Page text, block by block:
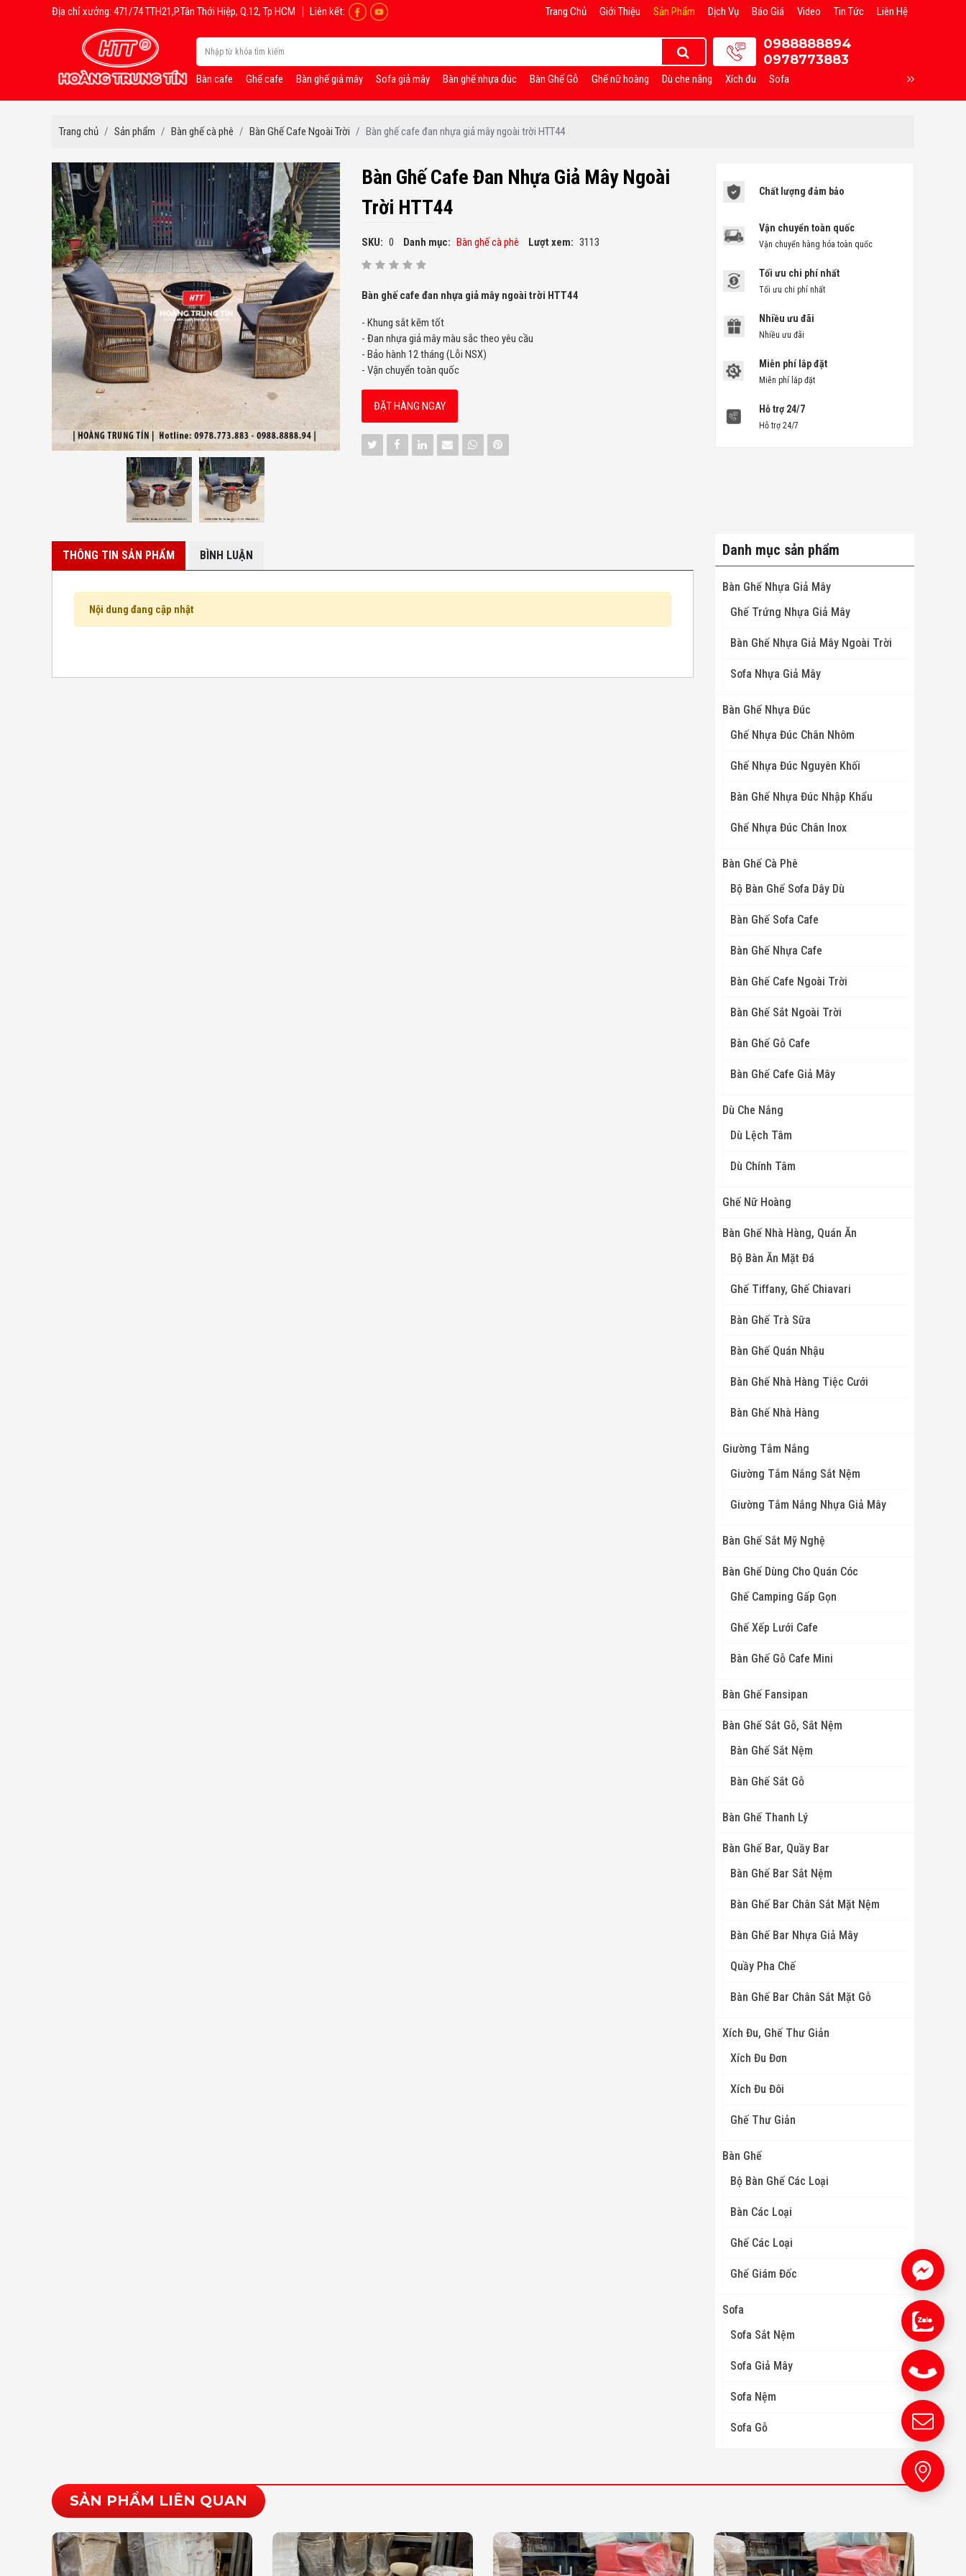
Địa chỉ xưởng: 471/74 TTH21,P.Tân Thới Hiệp, Q.12, Tp HCM Liên kết: Trang Chủ Giới Thiệu Sản Phẩm Dịch Vụ Báo Giá Video Tin Tức Liên Hệ
0988888894
0978773883
Bàn cafe Ghế cafe Bàn ghế giả mây Sofa giả mây Bàn ghế nhựa đúc Bàn Ghế Gỗ Ghế nữ hoàng Dù che nắng Xích đu Sofa
Trang chủ Sản phẩm Bàn ghế cà phê Bàn Ghế Cafe Ngoài Trời Bàn ghế cafe đan nhựa giả mây ngoài trời HTT44
Bàn Ghế Cafe Đan Nhựa Giả Mây Ngoài
Trời HTT44
SKU: 0 Danh mục: Bàn ghế cà phê Lượt xem: 3113
Bàn ghế cafe đan nhựa giả mây ngoài trời HTT44
- Khung sắt kẽm tốt
- Đan nhựa giả mây màu sắc theo yêu cầu
- Bảo hành 12 tháng (Lỗi NSX)
- Vận chuyển toàn quốc
ĐẶT HÀNG NGAY
Chất lượng đảm bảo
Vận chuyển toàn quốc
Vận chuyển hàng hóa toàn quốc
Tối ưu chi phí nhất
Tối ưu chi phí nhất
Nhiều ưu đãi
Nhiều ưu đãi
Miễn phí lắp đặt
Miễn phí lắp đặt
Hỗ trợ 24/7
Hỗ trợ 24/7
THÔNG TIN SẢN PHẨM BÌNH LUẬN
Nội dung đang cập nhật
Danh mục sản phẩm
Bàn Ghế Nhựa Giả Mây
Ghế Trứng Nhựa Giả Mây
Bàn Ghế Nhựa Giả Mây Ngoài Trời
Sofa Nhựa Giả Mây
Bàn Ghế Nhựa Đúc
Ghế Nhựa Đúc Chân Nhôm
Ghế Nhựa Đúc Nguyên Khối
Bàn Ghế Nhựa Đúc Nhập Khẩu
Ghế Nhựa Đúc Chân Inox
Bàn Ghế Cà Phê
Bộ Bàn Ghế Sofa Dây Dù
Bàn Ghế Sofa Cafe
Bàn Ghế Nhựa Cafe
Bàn Ghế Cafe Ngoài Trời
Bàn Ghế Sắt Ngoài Trời
Bàn Ghế Gỗ Cafe
Bàn Ghế Cafe Giả Mây
Dù Che Nắng
Dù Lệch Tâm
Dù Chính Tâm
Ghế Nữ Hoàng
Bàn Ghế Nhà Hàng, Quán Ăn
Bộ Bàn Ăn Mặt Đá
Ghế Tiffany, Ghế Chiavari
Bàn Ghế Trà Sữa
Bàn Ghế Quán Nhậu
Bàn Ghế Nhà Hàng Tiệc Cưới
Bàn Ghế Nhà Hàng
Giường Tắm Nắng
Giường Tắm Nắng Sắt Nệm
Giường Tắm Nắng Nhựa Giả Mây
Bàn Ghế Sắt Mỹ Nghệ
Bàn Ghế Dùng Cho Quán Cóc
Ghế Camping Gấp Gọn
Ghế Xếp Lưới Cafe
Bàn Ghế Gỗ Cafe Mini
Bàn Ghế Fansipan
Bàn Ghế Sắt Gỗ, Sắt Nệm
Bàn Ghế Sắt Nệm
Bàn Ghế Sắt Gỗ
Bàn Ghế Thanh Lý
Bàn Ghế Bar, Quầy Bar
Bàn Ghế Bar Sắt Nệm
Bàn Ghế Bar Chân Sắt Mặt Nệm
Bàn Ghế Bar Nhựa Giả Mây
Quầy Pha Chế
Bàn Ghế Bar Chân Sắt Mặt Gỗ
Xích Đu, Ghế Thư Giản
Xích Đu Đơn
Xích Đu Đôi
Ghế Thư Giản
Bàn Ghế
Bộ Bàn Ghế Các Loại
Bàn Các Loại
Ghế Các Loại
Ghế Giám Đốc
Sofa
Sofa Sắt Nệm
Sofa Giả Mây
Sofa Nệm
Sofa Gỗ
SẢN PHẨM LIÊN QUAN